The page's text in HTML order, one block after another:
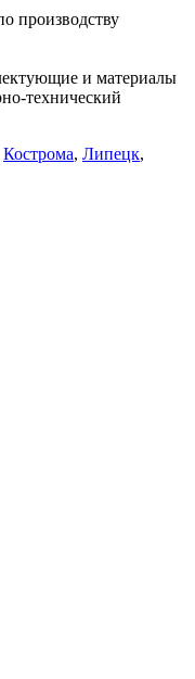
производству
и материалы
технический
Кострома, Липецк,